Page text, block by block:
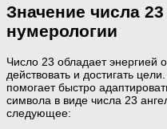
Значение числа
нумерологии
Число 23 обладает энергией
действовать и достигать
помогает быстро
символа в виде числа 23
следующее: